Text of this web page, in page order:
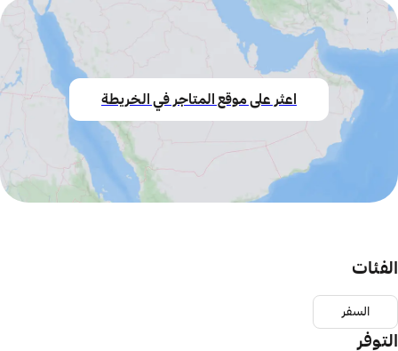
اعثر على موقع المتاجر في الخريطة
الفئات
السفر
التوفر